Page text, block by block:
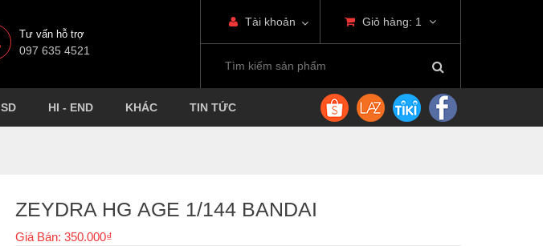
Tài khoản Giỏ hàng: 1
Tư vấn hỗ trợ
097 635 4521
SD HI - END KHÁC TIN TỨC
ZEYDRA HG AGE 1/144 BANDAI
Giá Bán: 350.000₫